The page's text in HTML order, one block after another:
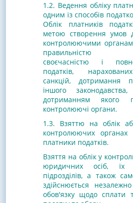
1.2. Ведення обліку
одним із способів
Облік платників
метою створення умов
контролюючими
правильністю
своєчасністю і
податків,
санкцій, дотримання
іншого
дотриманням якого
контролюючі органи.
1.3. Взяттю на облік
контролюючих органах
платники податків.
Взяття на облік у
юридичних осіб, їх
підрозділів, а також
здійснюється
обов'язку щодо сплати